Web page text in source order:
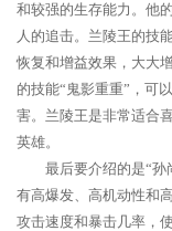
和较强的生存能力。他
人的追击。兰陵王的技
恢复和增益效果，大大
的技能“鬼影重重”，可
害。兰陵王是非常适合
英雄。
最后要介绍的是“
有高爆发、高机动性和
攻击速度和暴击几率，